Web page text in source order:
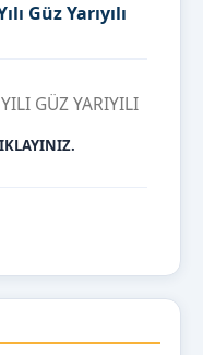
Güz Yarıyılı
GÜZ YARIYILI